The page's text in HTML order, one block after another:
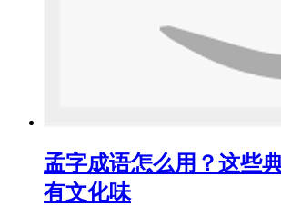
孟字成语怎么用？这些
有文化味